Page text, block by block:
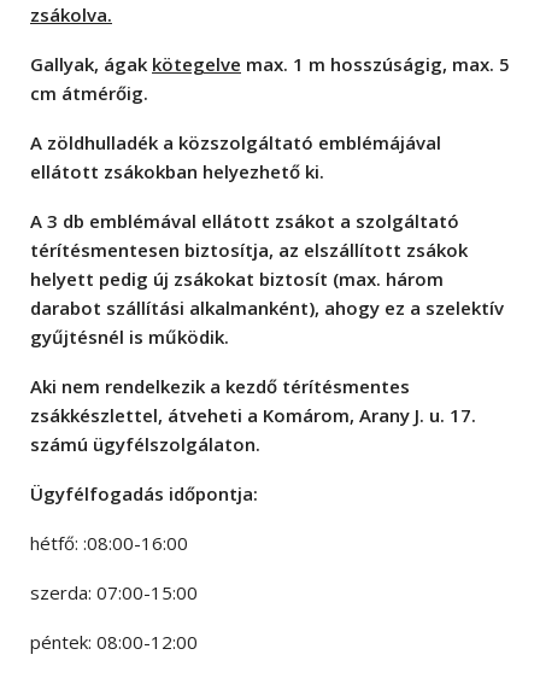
zsákolva.
Gallyak, ágak kötegelve max. 1 m hosszúságig, max. 5
cm átmérőig.
A zöldhulladék a közszolgáltató emblémájával
ellátott zsákokban helyezhető ki.
A 3 db emblémával ellátott zsákot a szolgáltató
térítésmentesen biztosítja, az elszállított zsákok
helyett pedig új zsákokat biztosít (max. három
darabot szállítási alkalmanként), ahogy ez a szelektív
gyűjtésnél is működik.
Aki nem rendelkezik a kezdő térítésmentes
zsákkészlettel, átveheti a Komárom, Arany J. u. 17.
számú ügyfélszolgálaton.
Ügyfélfogadás időpontja:
hétfő: :08:00-16:00
szerda: 07:00-15:00
péntek: 08:00-12:00